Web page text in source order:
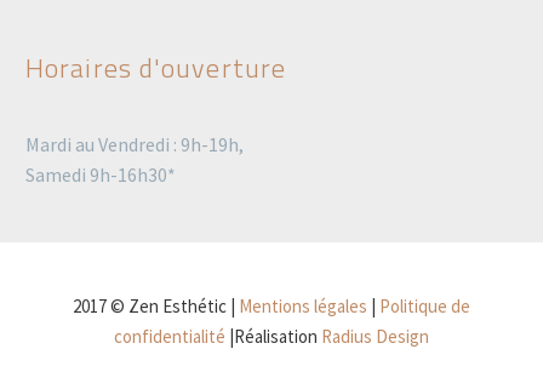
Horaires d'ouverture
Mardi au Vendredi : 9h-19h,
Samedi 9h-16h30*
2017 © Zen Esthétic | Mentions légales
Politique de
confidentialité |Réalisation Radius Design